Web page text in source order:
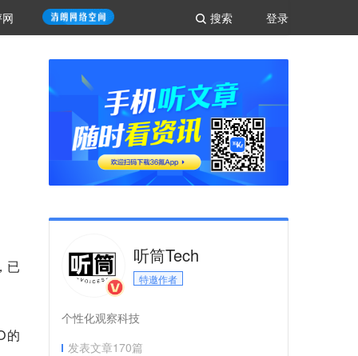
登录
搜索
已
的
听筒Tech
特邀作者
个性化观察科技
发表文章170篇